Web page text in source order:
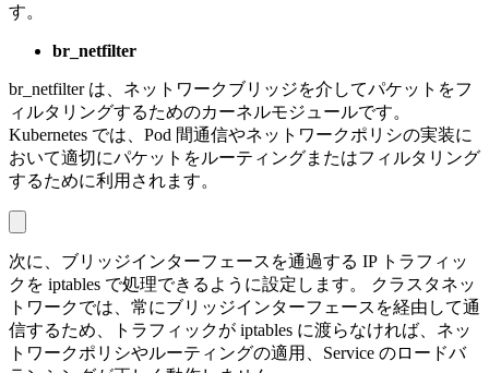
す。
br_netfilter
br_netfilter は、ネットワークブリッジを介してパケットをフ
ィルタリングするためのカーネルモジュールです。
Kubernetes では、Pod 間通信やネットワークポリシの実装に
おいて適切にパケットをルーティングまたはフィルタリング
するために利用されます。
次に、ブリッジインターフェースを通過する IP トラフィッ
クを iptables で処理できるように設定します。 クラスタネッ
トワークでは、常にブリッジインターフェースを経由して通
信するため、トラフィックが iptables に渡らなければ、ネッ
トワークポリシやルーティングの適用、Service のロードバ